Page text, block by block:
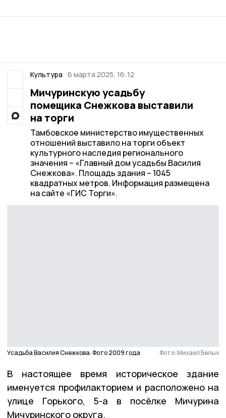
Культура 6 марта 2025, 16:12
Мичуринскую усадьбу
помещика Снежкова выставили
на торги
Тамбовское министерство имущественных
отношений выставило на торги объект
культурного наследия регионального
значения – «Главный дом усадьбы Василия
Снежкова». Площадь здания – 1045
квадратных метров. Информация размещена
на сайте «ГИС Торги».
Усадьба Василия Снежкова. Фото 2009 года Фото: Михаил Белых
В настоящее время историческое здание
именуется профилакторием и расположено на
улице Горького, 5-а в посёлке Мичурина
Мичуринского округа.